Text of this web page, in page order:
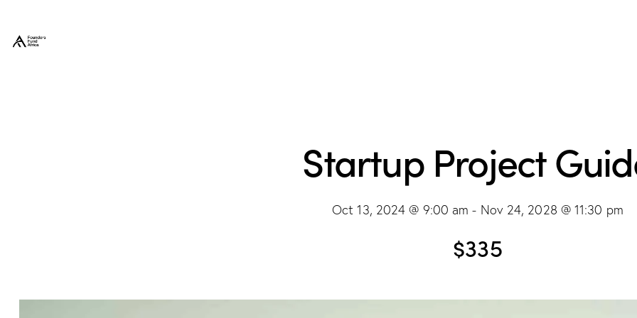
Startup Project
Oct 13, 2024 @ 9:00 am - Nov 24, 2028 @ 11:30 pm
$335